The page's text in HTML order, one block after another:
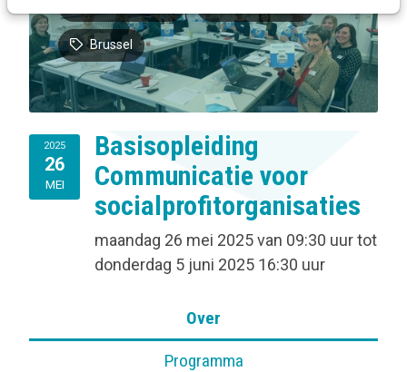
Brussel
2025
26
MEI
Basisopleiding
Communicatie voor
socialprofitorganisaties
maandag 26 mei 2025van 09:30 uurtot
donderdag 5 juni 2025 16:30 uur
Over
Programma